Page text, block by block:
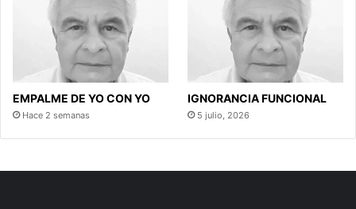
EMPALME DE YO CON YO
Hace 2 semanas
IGNORANCIA FUNCIONAL
5 julio, 2026